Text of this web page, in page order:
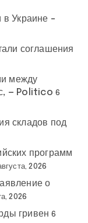
в Украине –
соглашения
между
— Politico 6
складов под
программ
2026
о
2026
гривен 6